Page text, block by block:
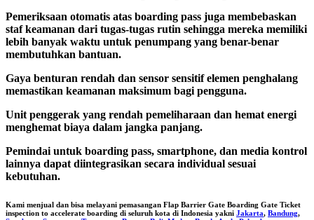
Pemeriksaan otomatis atas boarding pass juga membebaskan
staf keamanan dari tugas-tugas rutin sehingga mereka memiliki
lebih banyak waktu untuk penumpang yang benar-benar
membutuhkan bantuan.
Gaya benturan rendah dan sensor sensitif elemen penghalang
memastikan keamanan maksimum bagi pengguna.
Unit penggerak yang rendah pemeliharaan dan hemat energi
menghemat biaya dalam jangka panjang.
Pemindai untuk boarding pass, smartphone, dan media kontrol
lainnya dapat diintegrasikan secara individual sesuai
kebutuhan.
Kami menjual dan bisa melayani pemasangan Flap Barrier Gate Boarding Gate Ticket
inspection to accelerate boarding di seluruh kota di Indonesia yakni Jakarta, Bandung,